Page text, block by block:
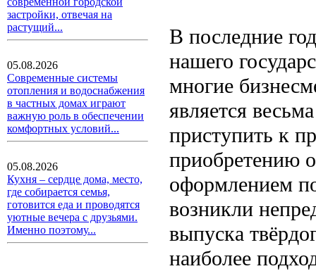
застройки, отвечая на
растущий...
05.08.2026
Современные системы
отопления и водоснабжения
в частных домах играют
важную роль в обеспечении
комфортных условий...
05.08.2026
Кухня – сердце дома, место,
где собирается семья,
готовится еда и проводятся
уютные вечера с друзьями.
Именно поэтому...
В последние
нашего
многие
является
приступить к
приобретению
оформлением
возникли
выпуска
наиболее